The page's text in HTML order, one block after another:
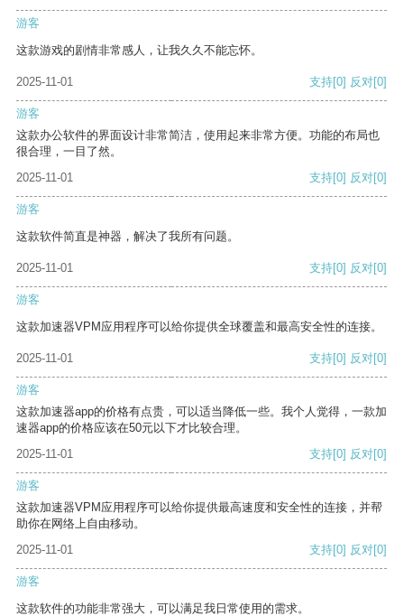
游客
这款游戏的剧情非常感人，让我久久不能忘怀。
2025-11-01 支持[0] 反对[0]
游客
这款办公软件的界面设计非常简洁，使用起来非常方便。功能的布局也
很合理，一目了然。
2025-11-01
支持[0] 反对[0]
游客
这款软件简直是神器，解决了我所有问题。
2025-11-01 支持[0] 反对[0]
游客
这款加速器VPM应用程序可以给你提供全球覆盖和最高安全性的连接。
2025-11-01 支持[0] 反对[0]
游客
这款加速器app的价格有点贵，可以适当降低一些。我个人觉得，一款加
速器app的价格应该在50元以下才比较合理。
2025-11-01
支持[0] 反对[0]
游客
这款加速器VPM应用程序可以给你提供最高速度和安全性的连接，并帮
助你在网络上自由移动。
2025-11-01
支持[0] 反对[0]
游客
这款软件的功能非常强大，可以满足我日常使用的需求。